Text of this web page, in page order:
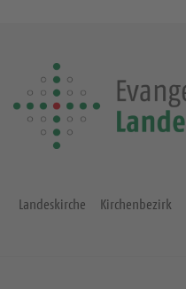
Landeskirche Kirchenbezirk